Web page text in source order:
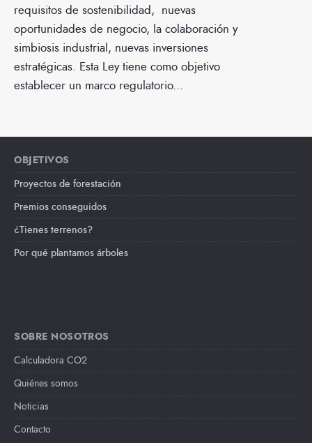
requisitos de sostenibilidad, nuevas
oportunidades de negocio, la colaboración y
simbiosis industrial, nuevas inversiones
estratégicas. Esta Ley tiene como objetivo
establecer un marco regulatorio...
OBJETIVOS
Proyectos de forestación
Premios conseguidos
¿Tienes terrenos?
Por qué plantamos árboles
SOBRE NOSOTROS
Calculadora CO2
Quiénes somos
Noticias
Contacto